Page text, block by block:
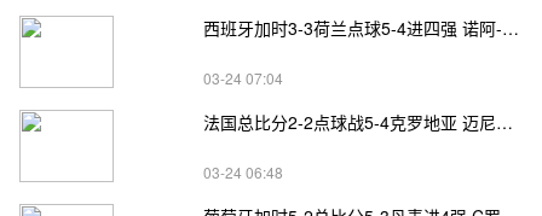
西班牙加时3-3荷兰点球5-4进四强 诺阿-朗&马伦失点
03-24 07:04
法国总比分2-2点球战5-4克罗地亚 迈尼昂两扑点
03-24 06:48